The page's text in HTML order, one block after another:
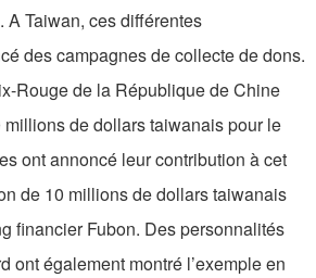
Taiwan, ces différentes
des campagnes de collecte de dons.
Rouge de la République de Chine
de dollars taiwanais pour le
ont annoncé leur contribution à cet
de 10 millions de dollars taiwanais
financier Fubon. Des personnalités
ont également montré l’exemple en